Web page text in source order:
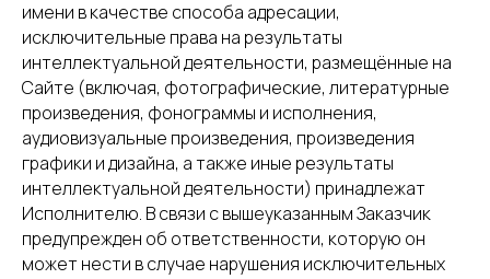
имени в качестве способа адресации,
исключительные права на результаты
интеллектуальной деятельности, размещённые на
Сайте (включая, фотографические, литературные
произведения, фонограммы и исполнения,
аудиовизуальные произведения, произведения
графики и дизайна, а также иные результаты
интеллектуальной деятельности) принадлежат
Исполнителю. В связи с вышеуказанным Заказчик
предупрежден об ответственности, которую он
может нести в случае нарушения исключительных